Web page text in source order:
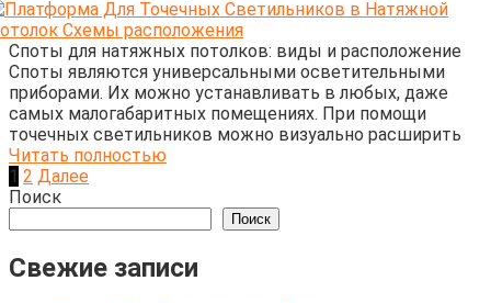
Споты для натяжных потолков: виды и расположение
Споты являются универсальными осветительными
приборами. Их можно устанавливать в любых, даже
самых малогабаритных помещениях. При помощи
точечных светильников можно визуально расширить
Читать полностью
Пагинация
записей
1 2 Далее
Поиск
Поиск
Свежие записи